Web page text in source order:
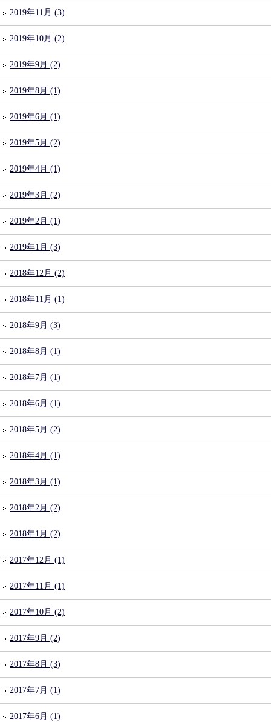
2019年11月 (3)
2019年10月 (2)
2019年9月 (2)
2019年8月 (1)
2019年6月 (1)
2019年5月 (2)
2019年4月 (1)
2019年3月 (2)
2019年2月 (1)
2019年1月 (3)
2018年12月 (2)
2018年11月 (1)
2018年9月 (3)
2018年8月 (1)
2018年7月 (1)
2018年6月 (1)
2018年5月 (2)
2018年4月 (1)
2018年3月 (1)
2018年2月 (2)
2018年1月 (2)
2017年12月 (1)
2017年11月 (1)
2017年10月 (2)
2017年9月 (2)
2017年8月 (3)
2017年7月 (1)
2017年6月 (1)